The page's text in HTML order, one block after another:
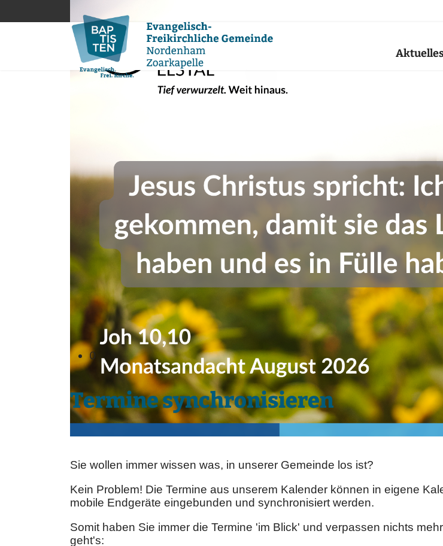
0
Termine synchronisieren
Sie wollen immer wissen was, in unserer Gemeinde los ist?
Kein Problem! Die Termine aus unserem Kalender können in eigene
mobile Endgeräte eingebunden und synchronisiert werden.
Somit haben Sie immer die Termine 'im Blick' und verpassen nichts
geht's: